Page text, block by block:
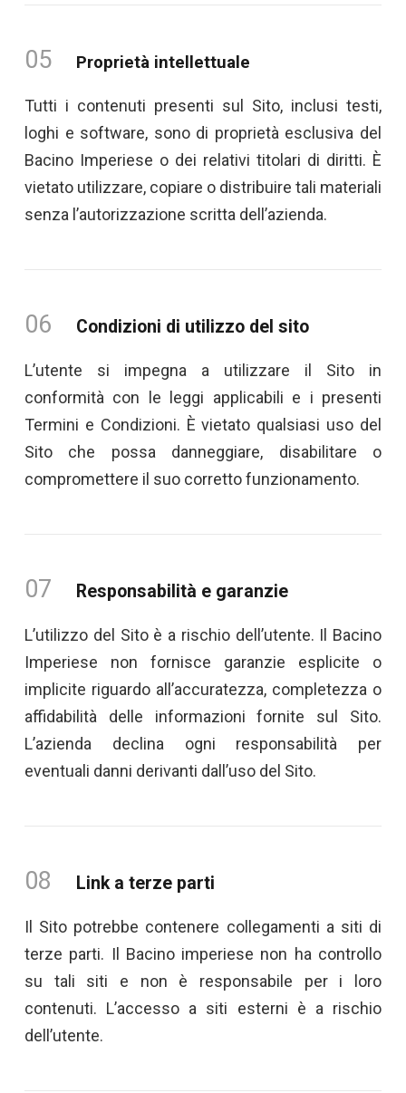
05 Proprietà intellettuale
Tutti i contenuti presenti sul Sito, inclusi testi,
loghi e software, sono di proprietà esclusiva del
Bacino Imperiese o dei relativi titolari di diritti. È
vietato utilizzare, copiare o distribuire tali materiali
senza l’autorizzazione scritta dell’azienda.
06 Condizioni di utilizzo del sito
L’utente si impegna a utilizzare il Sito in
conformità con le leggi applicabili e i presenti
Termini e Condizioni. È vietato qualsiasi uso del
Sito che possa danneggiare, disabilitare o
compromettere il suo corretto funzionamento.
07 Responsabilità e garanzie
L’utilizzo del Sito è a rischio dell’utente. Il Bacino
Imperiese non fornisce garanzie esplicite o
implicite riguardo all’accuratezza, completezza o
affidabilità delle informazioni fornite sul Sito.
L’azienda declina ogni responsabilità per
eventuali danni derivanti dall’uso del Sito.
08 Link a terze parti
Il Sito potrebbe contenere collegamenti a siti di
terze parti. Il Bacino imperiese non ha controllo
su tali siti e non è responsabile per i loro
contenuti. L’accesso a siti esterni è a rischio
dell’utente.